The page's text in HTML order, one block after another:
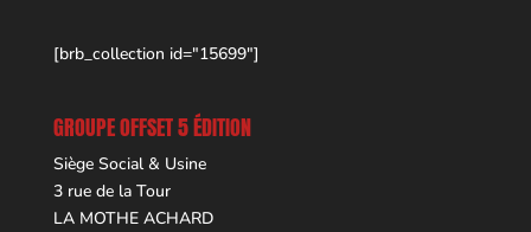
[brb_collection id="15699"]
GROUPE OFFSET 5 ÉDITION
Siège Social & Usine
3 rue de la Tour
LA MOTHE ACHARD